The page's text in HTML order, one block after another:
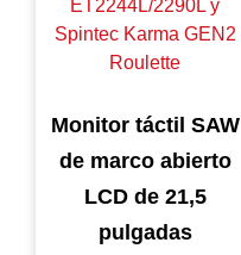
Monitor táctil SAW
de marco abierto
LCD de 21,5
pulgadas